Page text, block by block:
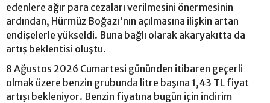
edenlere ağır para cezaları verilmesini önermesinin
ardından, Hürmüz Boğazı'nın açılmasına ilişkin artan
endişelerle yükseldi. Buna bağlı olarak akaryakıtta da
artış beklentisi oluştu.
8 Ağustos 2026 Cumartesi gününden itibaren geçerli
olmak üzere benzin grubunda litre başına 1,43 TL fiyat
artışı bekleniyor. Benzin fiyatına bugün için indirim